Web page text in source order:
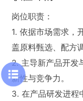
岗位职责：
1. 依据市场需求，
盖原料甄选、配方
2. 主导新产品开发
新性与竞争力。
3. 在产品研发进程